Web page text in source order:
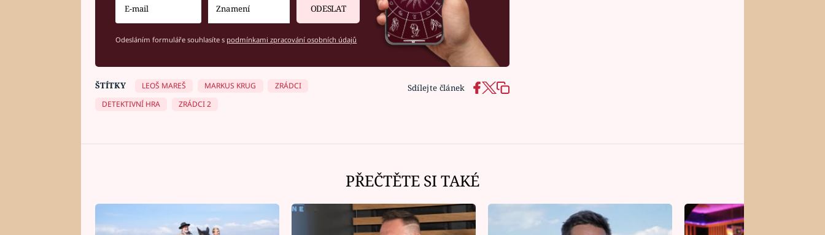
ODESLAT
Odesláním formuláře souhlasíte s podmínkami zpracování osobních údajů
Sdílejte článek
ŠTÍTKY LEOŠ MAREŠ MARKUS KRUG
ZRÁDCI
DETEKTIVNÍ HRA
ZRÁDCI 2
PŘEČTĚTE SI TAKÉ